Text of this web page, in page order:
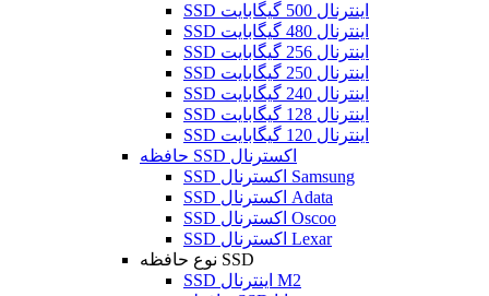
SSD اینترنال 500 گیگابایت
SSD اینترنال 480 گیگابایت
SSD اینترنال 256 گیگابایت
SSD اینترنال 250 گیگابایت
SSD اینترنال 240 گیگابایت
SSD اینترنال 128 گیگابایت
SSD اینترنال 120 گیگابایت
حافظه SSD اکسترنال
SSD اکسترنال Samsung
SSD اکسترنال Adata
SSD اکسترنال Oscoo
SSD اکسترنال Lexar
نوع حافظه SSD
SSD اینترنال M2